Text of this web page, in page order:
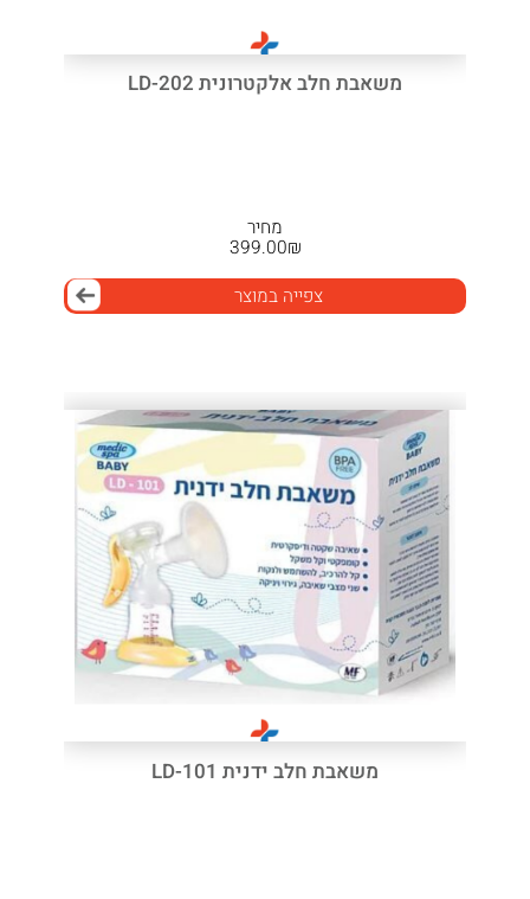
משאבת חלב אלקטרונית LD-202
מחיר
₪
399.00
צפייה במוצר
משאבת חלב ידנית LD-101